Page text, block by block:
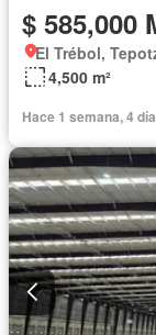
$ 585,000
El Trébol,
4,500 m²
Hace 1 semana, 4